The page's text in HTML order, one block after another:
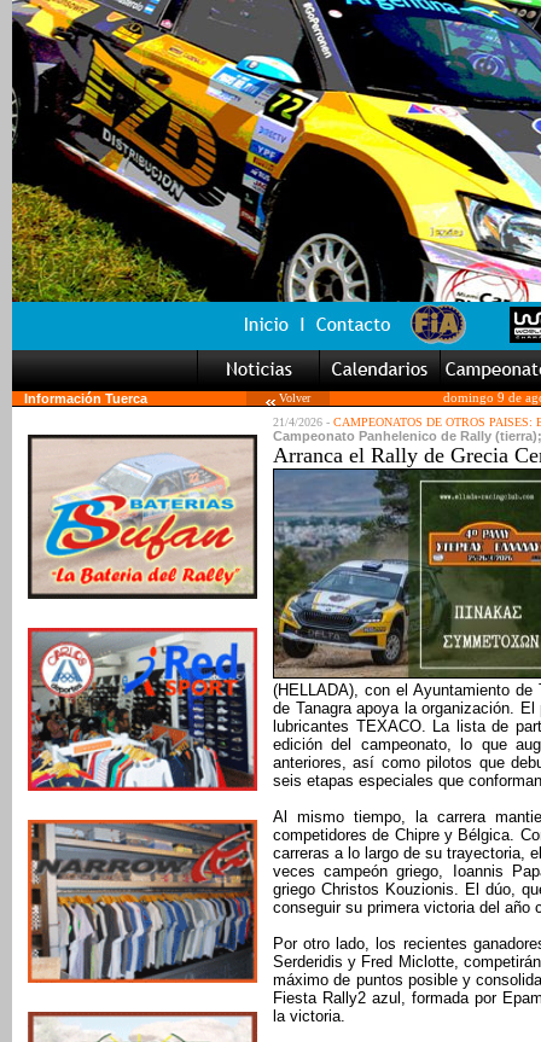
Información Tuerca Volver
domingo 9 de
21/4/2026 - CAMPEONATOS DE OTROS PAISES:
Campeonato Panhelenico de Rally
Arranca el Rally de Grecia
(HELLADA), con el Ayuntamiento
de Tanagra apoya la organización.
lubricantes TEXACO. La lista de
edición del campeonato, lo que
anteriores, así como pilotos que
seis etapas especiales que
Al mismo tiempo, la carrera
competidores de Chipre y Bélgica.
carreras a lo largo de su trayectoria,
veces campeón griego, Ioannis
griego Christos Kouzionis. El dúo,
conseguir su primera victoria del año
Por otro lado, los recientes
Serderidis y Fred Miclotte,
máximo de puntos posible y
Fiesta Rally2 azul, formada por
la victoria.